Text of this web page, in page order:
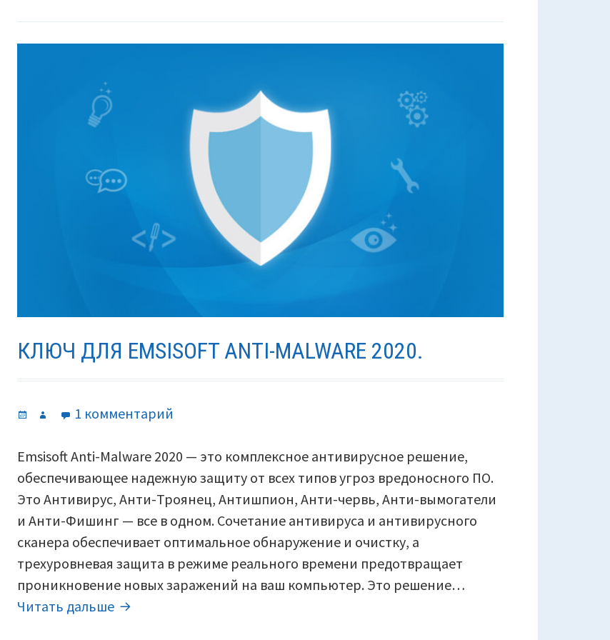
КЛЮЧ ДЛЯ EMSISOFT ANTI-MALWARE 2020.
Опубликовано
Автор 1 комментарий
Ключ
для
Emsisoft
Anti-
Malware
2020.
Emsisoft Anti-Malware 2020 — это комплексное антивирусное решение,
обеспечивающее надежную защиту от всех типов угроз вредоносного ПО.
Это Антивирус, Анти-Троянец, Антишпион, Анти-червь, Анти-вымогатели
и Анти-Фишинг — все в одном. Сочетание антивируса и антивирусного
сканера обеспечивает оптимальное обнаружение и очистку, а
трехуровневая защита в режиме реального времени предотвращает
проникновение новых заражений на ваш компьютер. Это решение…
Читать дальше Ключ